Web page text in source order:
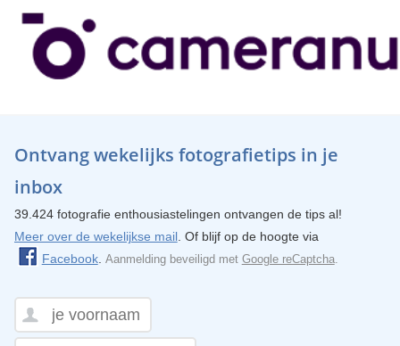
Ontvang wekelijks fotografietips in je
inbox
39.424 fotografie enthousiastelingen ontvangen de tips al!
Meer over de wekelijkse mail. Of blijf op de hoogte via
Facebook. Aanmelding beveiligd met Google reCaptcha.